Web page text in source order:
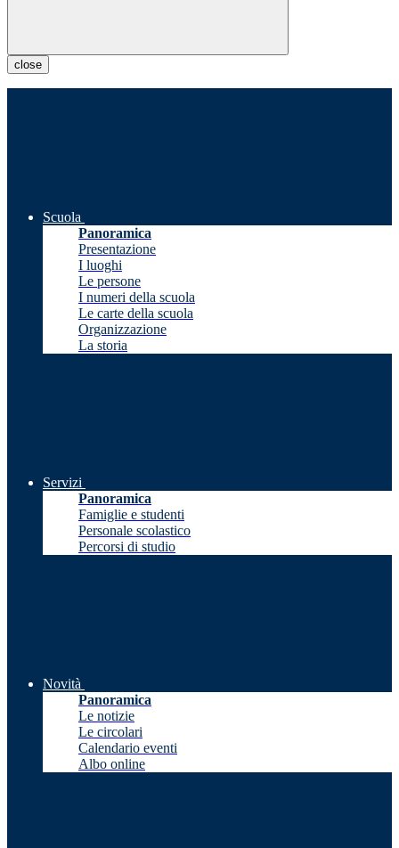
close
Scuola
Panoramica
Presentazione
I luoghi
Le persone
I numeri della scuola
Le carte della scuola
Organizzazione
La storia
Servizi
Panoramica
Famiglie e studenti
Personale scolastico
Percorsi di studio
Novità
Panoramica
Le notizie
Le circolari
Calendario eventi
Albo online